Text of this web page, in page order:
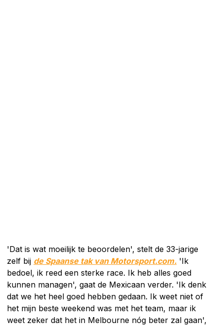
'Dat is wat moeilijk te beoordelen', stelt de 33-jarige
zelf bij de Spaanse tak van Motorsport.com. 'Ik
bedoel, ik reed een sterke race. Ik heb alles goed
kunnen managen', gaat de Mexicaan verder. 'Ik denk
dat we het heel goed hebben gedaan. Ik weet niet of
het mijn beste weekend was met het team, maar ik
weet zeker dat het in Melbourne nóg beter zal gaan',